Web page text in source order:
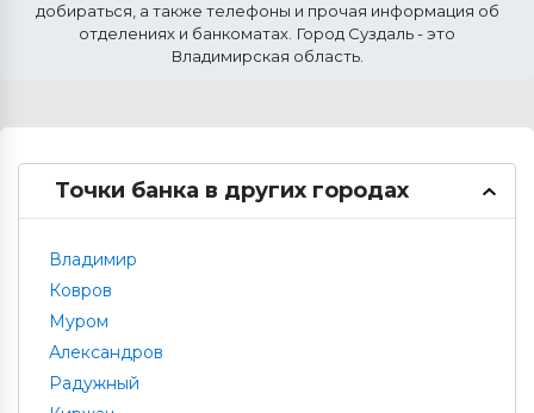
добираться, а также телефоны и прочая информация об
отделениях и банкоматах. Город Суздаль - это
Владимирская область.
Точки банка в других городах
Владимир
Ковров
Муром
Александров
Радужный